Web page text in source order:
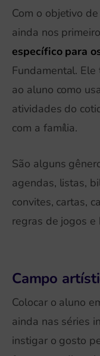
Com o objetivo
ainda nos
específico para
Fundamental.
ao aluno como
atividades do
com a família.
São alguns
agendas, listas,
convites, cartas,
regras de jogos e
Campo
Colocar o aluno
ainda nas séries
instigar o gosto